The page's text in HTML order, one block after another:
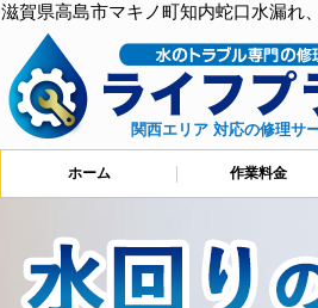
滋賀県高島市マキノ町知内蛇口水漏れ
関西エリア 対応の修理サ
ホーム 作業料金